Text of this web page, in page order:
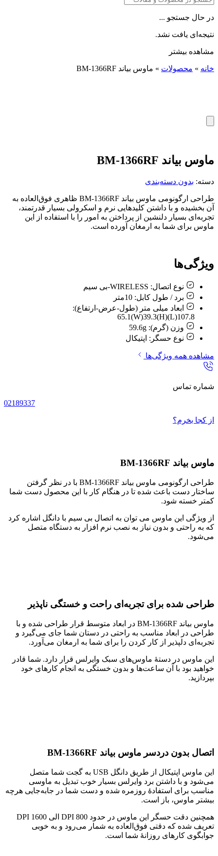
در حال جستجو ...
نتیجه‌ای یافت نشد.
مشاهده بیشتر
خانه » محصولات » ماوس بیاند BM-1366RF
ماوس بیاند BM-1366RF
دسته: بدون دسته‌بندی
طراحی ارگونومی ماوس بیاند BM-1366RF ظاهری فوق‌العاده به
آن بخشیده و با داشتن کلیدهایی نرم و اسکرولی بسیار قدرتمند،
تجربه‌ای بسیار دلنشین از پرداختن به امور را با استفاده از این
ماوس برای شما به ارمغان آورده است.
ویژگی‌ها
نوع اتصال: WIRELESS-بی سیم
برد / طول کابل: 10متر
ابعاد میلی متر (طول-عرض-ارتفاع):
107.8(L)65.1(W)39.3(H)
وزن (گرم): 59.6g
نوع حسگر: اپتيکال
مشاهده همه ویژگی‌ها
شماره تماس
02189337
از کجا بخرم؟
ماوس بیاند BM-1366RF
طراحی ارگونومی ماوس بیاند BM-1366RF با در نظر گرفتن
ساختار دست باعث شده تا در هنگام کار با این محصول دست شما
کمتر خسته شود.
از ویژگی این ماوس می توان به اتصال بی سیم با دانگل اشاره کرد
که به راحتی و بدون نیاز به نصب نرم افزار به دستگاه متصل
می‌شود.
طراحی شده برای تجربه‌ای راحت و خستگی ناپذیر
ماوس بیاند BM-1366RF در ابعاد متوسط قرار طراحی شده و با
طراحی در ابعاد مناسب به راحتی در دستان شما جای می‌گیرد و
تجربه‌ای دلپذیر از کار کردن را برای شما به ارمغان می‌آورد.
این ماوس در دستۀ ماوس‌های سبک وایرلس قرار دارد. شما قادر
خواهید بود با آن ساعت‌ها و بدون خستگی به انجام کارهای خود
بپردازید.
اتصال بدون دردسر ماوس بیاند BM-1366RF
این ماوس اپتیکال از طریق دانگل USB به گجت شما متصل
می‌شود و با داشتن برد وایرلس بسیار خوب تبدیل به ماوسی
مناسب برای استفادۀ روزمره شده و دست شما در جابه‌جایی هرچه
بیشتر ماوس، باز است.
همچنین دقت حسگر این ماوس در حدود 800 DPI الی 1600 DPI
تعریف شده که دقتی فوق‌العاده به شمار می‌رود و به خوبی
جوابگوی کارهای روزانۀ شما است.